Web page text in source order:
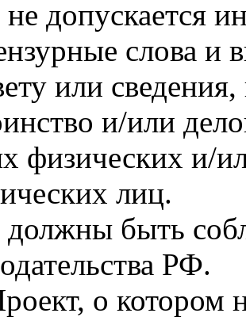
допускается
слова и
или
и/или
физических и/
лиц.
должны быть
РФ.
о котором